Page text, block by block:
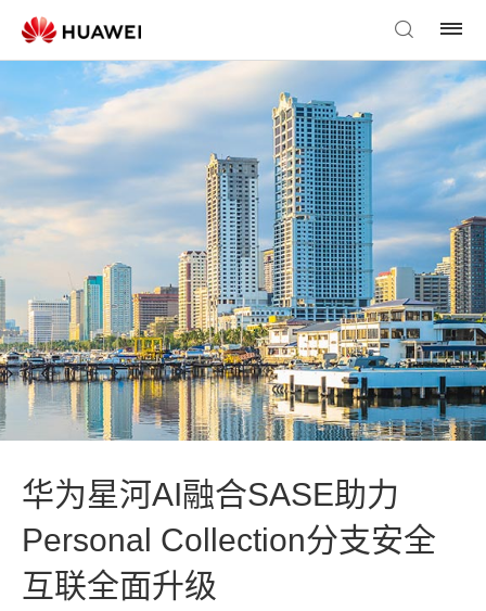
华为星河AI融合SASE助力
Personal Collection分支安全
互联全面升级